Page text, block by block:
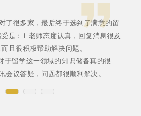
了很多家，最后终于选到了满意的留
是：1.老师态度认真，回复消息很及
且很积极帮助解决问题。
于留学这一领域的知识储备真的很
会议答疑，问题都很顺利解决。